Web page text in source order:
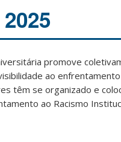
promove
ao
têm se organizado e
ao Racismo